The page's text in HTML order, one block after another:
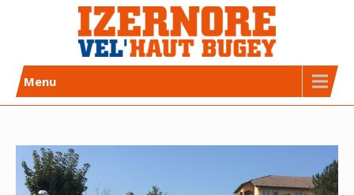
Izernore Vel’Haut Bugey
CLUB DE CYCLISME AFFILIÉ FFC
Menu